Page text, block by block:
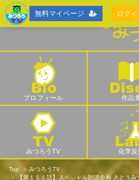
プロフィール 作品
みつろうTV 化学
Top
みつろうTV
【第１１１話】スペシャル対談企画 さとう
無料マイページ ログ